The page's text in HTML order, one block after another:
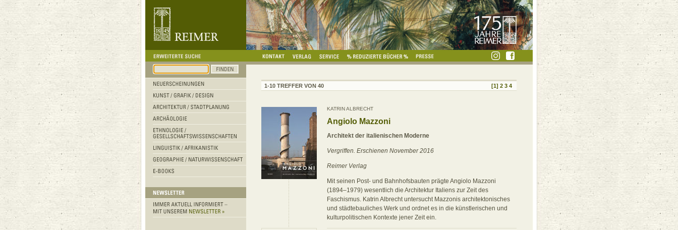
1-10 TREFFER VON 40 [1] 2 3 4
KATRIN ALBRECHT
Angiolo Mazzoni
Architekt der italienischen Moderne
Vergriffen. Erschienen November 2016
Reimer Verlag
Mit seinen Post- und Bahnhofsbauten prägte Angiolo Mazzoni
(1894–1979) wesentlich die Architektur Italiens zur Zeit des
Faschismus. Katrin Albrecht untersucht Mazzonis architektonisches
und städtebauliches Werk und ordnet es in die künstlerischen und
kulturpolitischen Kontexte jener Zeit ein.